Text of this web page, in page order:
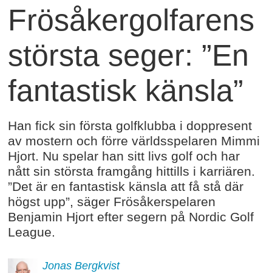
Frösåkergolfarens
största seger: ”En
fantastisk känsla”
Han fick sin första golfklubba i doppresent
av mostern och förre världsspelaren Mimmi
Hjort. Nu spelar han sitt livs golf och har
nått sin största framgång hittills i karriären.
”Det är en fantastisk känsla att få stå där
högst upp”, säger Frösåkerspelaren
Benjamin Hjort efter segern på Nordic Golf
League.
Jonas Bergkvist